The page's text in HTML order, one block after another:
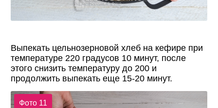
Выпекать цельнозерновой хлеб на кефире при
температуре 220 градусов 10 минут, после
этого снизить температуру до 200 и
продолжить выпекать еще 15-20 минут.
Фото 11